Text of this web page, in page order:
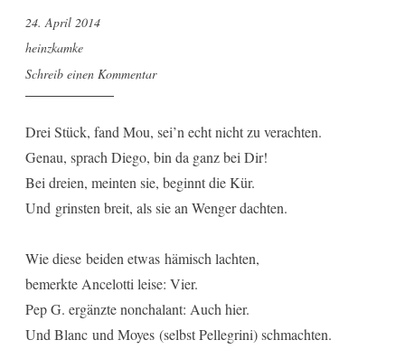
24. April 2014
heinzkamke
Schreib einen Kommentar
Drei Stück, fand Mou, sei’n echt nicht zu verachten.
Genau, sprach Diego, bin da ganz bei Dir!
Bei dreien, meinten sie, beginnt die Kür.
Und grinsten breit, als sie an Wenger dachten.
Wie diese beiden etwas hämisch lachten,
bemerkte Ancelotti leise: Vier.
Pep G. ergänzte nonchalant: Auch hier.
Und Blanc und Moyes (selbst Pellegrini) schmachten.